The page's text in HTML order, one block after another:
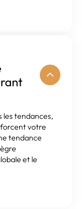
les tendances,
votre
tendance
et le